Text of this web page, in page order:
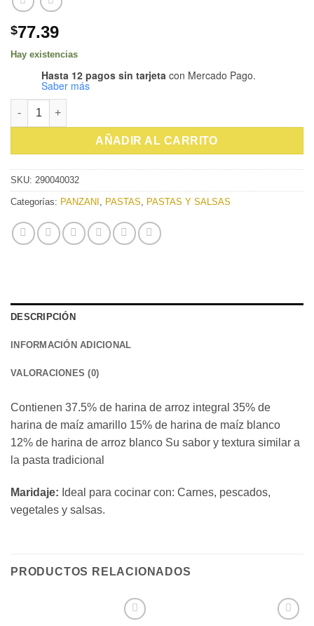
$77.39
Hay existencias
Hasta 12 pagos sin tarjeta con Mercado Pago.
Saber más
PASTA PANZANI SPAGHETTI SIN GLUTEN 400G cantidad
AÑADIR AL CARRITO
SKU: 290040032
Categorías: PANZANI PASTAS PASTAS Y SALSAS
DESCRIPCIÓN
INFORMACIÓN ADICIONAL
VALORACIONES (0)
Contienen 37.5% de harina de arroz integral 35% de
harina de maíz amarillo 15% de harina de maíz blanco
12% de harina de arroz blanco Su sabor y textura similar a
la pasta tradicional
Maridaje: Ideal para cocinar con: Carnes, pescados,
vegetales y salsas.
PRODUCTOS RELACIONADOS